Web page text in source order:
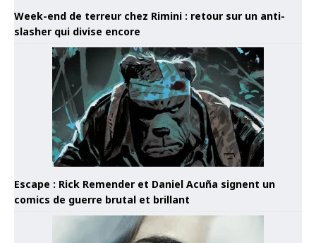
Week-end de terreur chez Rimini : retour sur un anti-
slasher qui divise encore
Escape : Rick Remender et Daniel Acuña signent un
comics de guerre brutal et brillant